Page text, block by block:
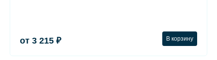
от 3 215 ₽ В корзину